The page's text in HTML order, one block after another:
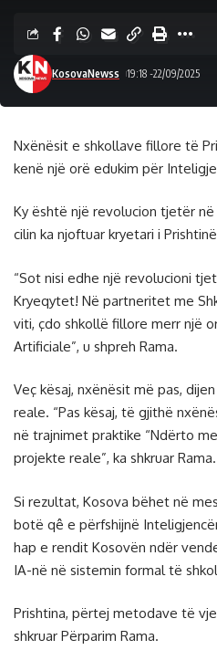
KosovaNewss 19:18 -22/09/2025
Nxënësit e shkollave fillore të
kenë një orë edukim për
Ky është një revolucion tjetër
cilin ka njoftuar kryetari i
“Sot nisi edhe një revolucioni
Kryeqytet! Në partneritet me
viti, çdo shkollë fillore merr një
Artificiale”, u shpreh Rama.
Veç kësaj, nxënësit më pas,
reale. “Pas kësaj, të gjithë
në trajnimet praktike “Ndërto
projekte reale”, ka shkruar Rama.
Si rezultat, Kosova bëhet në
botë qê e përfshijnë
hap e rendit Kosovën ndër
IA-në në sistemin formal të
Prishtina, përtej metodave të
shkruar Përparim Rama.